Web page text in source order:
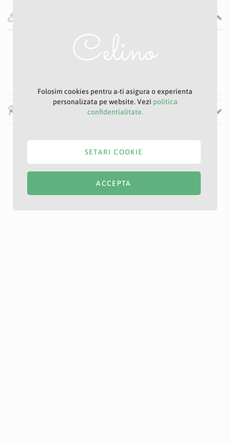
Specificatii
P14D
Recenzii
Folosim cookies pentru a-ti asigura o experienta
personalizata pe website. Vezi politica
confidentialitate.
ACCEPTA
SETARI COOKIE